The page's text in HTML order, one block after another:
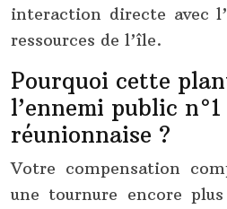
interaction directe avec
ressources de l’île.
Pourquoi cette
l’ennemi public
réunionnaise ?
Votre compensation
une tournure encore